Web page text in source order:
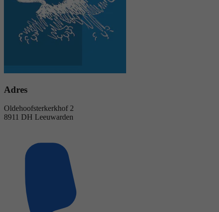
Adres
Oldehoofsterkerkhof 2
8911 DH Leeuwarden